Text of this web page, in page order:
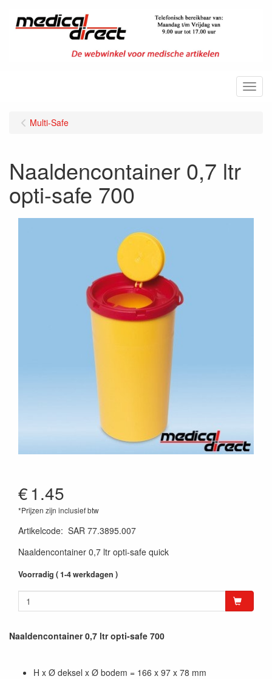
Menu
Multi-Safe
Naaldencontainer 0,7 ltr
opti-safe 700
€1.45
*Prijzen zijn inclusief btw
Artikelcode: SAR 77.3895.007
Naaldencontainer 0,7 ltr opti-safe quick
Voorradig ( 1-4 werkdagen )
Naaldencontainer 0,7 ltr opti-safe 700
H x Ø deksel x Ø bodem = 166 x 97 x 78 mm